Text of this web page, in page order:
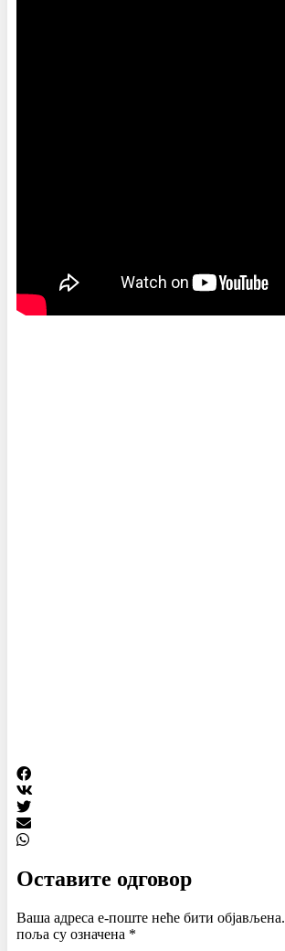
Оставите одговор
Ваша адреса е-поште неће бити објављена.
поља су означена *